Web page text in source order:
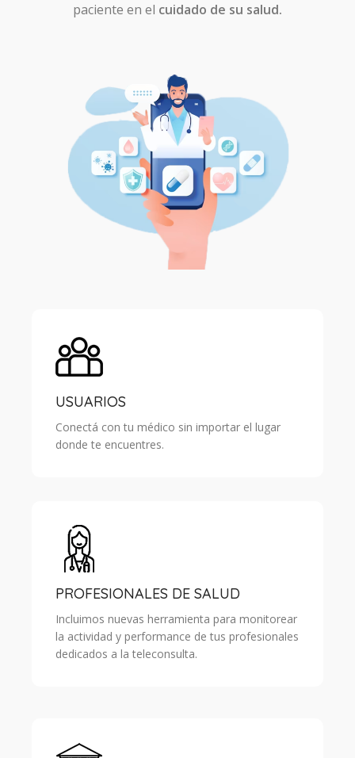
paciente en el cuidado de su salud.
USUARIOS
Conectá con tu médico sin importar el lugar
donde te encuentres.
PROFESIONALES DE SALUD
Incluimos nuevas herramienta para monitorear
la actividad y performance de tus profesionales
dedicados a la teleconsulta.